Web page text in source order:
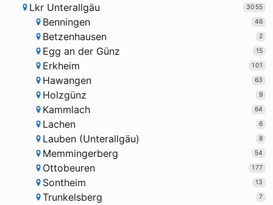
Lkr Unterallgäu 3055
Benningen 46
Betzenhausen 2
Egg an der Günz 15
Erkheim 101
Hawangen 63
Holzgünz 9
Kammlach 64
Lachen 6
Lauben (Unterallgäu) 8
Memmingerberg 54
Ottobeuren 177
Sontheim 13
Trunkelsberg 7